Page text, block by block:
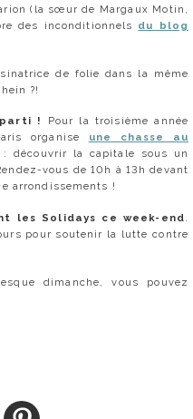
(la sœur de Margaux Motin,
des inconditionnels du blog
de folie dans la même
?!
!
Pour la troisième année
organise une chasse au
découvrir la capitale sous un
vous de 10h à 13h devant
arrondissements !
les Solidays ce week-end.
pour soutenir la lutte contre
dimanche, vous pouvez